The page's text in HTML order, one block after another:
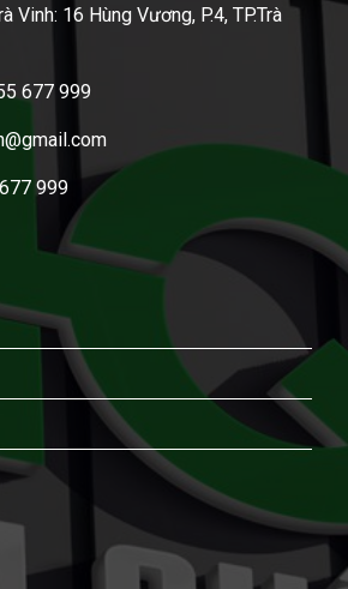
Vinh: 16 Hùng Vương, P.4, TP.Trà
677 999
999